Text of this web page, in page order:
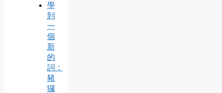
學
到
一
個
新
的
詞：
豬
玀